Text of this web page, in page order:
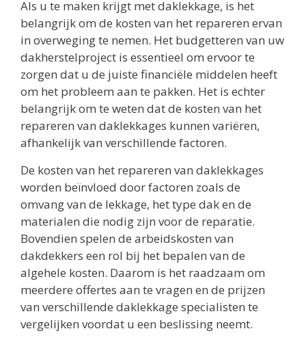
Als u te maken krijgt met daklekkage, is het
belangrijk om de kosten van het repareren ervan
in overweging te nemen. Het budgetteren van uw
dakherstelproject is essentieel om ervoor te
zorgen dat u de juiste financiële middelen heeft
om het probleem aan te pakken. Het is echter
belangrijk om te weten dat de kosten van het
repareren van daklekkages kunnen variëren,
afhankelijk van verschillende factoren.
De kosten van het repareren van daklekkages
worden beïnvloed door factoren zoals de
omvang van de lekkage, het type dak en de
materialen die nodig zijn voor de reparatie.
Bovendien spelen de arbeidskosten van
dakdekkers een rol bij het bepalen van de
algehele kosten. Daarom is het raadzaam om
meerdere offertes aan te vragen en de prijzen
van verschillende daklekkage specialisten te
vergelijken voordat u een beslissing neemt.